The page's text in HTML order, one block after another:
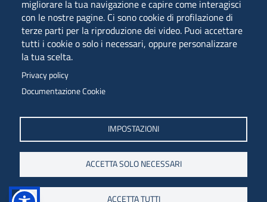
migliorare la tua navigazione e capire come interagisci
con le nostre pagine. Ci sono cookie di profilazione di
terze parti per la riproduzione dei video. Puoi accettare
tutti i cookie o solo i necessari, oppure personalizzare
la tua scelta.
Privacy policy
Documentazione Cookie
IMPOSTAZIONI
ACCETTA SOLO NECESSARI
ACCETTA TUTTI
Piazzale Europa, 1 - 34127 - Trieste, Italia -
Tel. +39 040 558 7111 - P.IVA 00211830328
C.F. 80013890324 - P.E.C. ateneo@pec.units.it
Fascia A ANVUR